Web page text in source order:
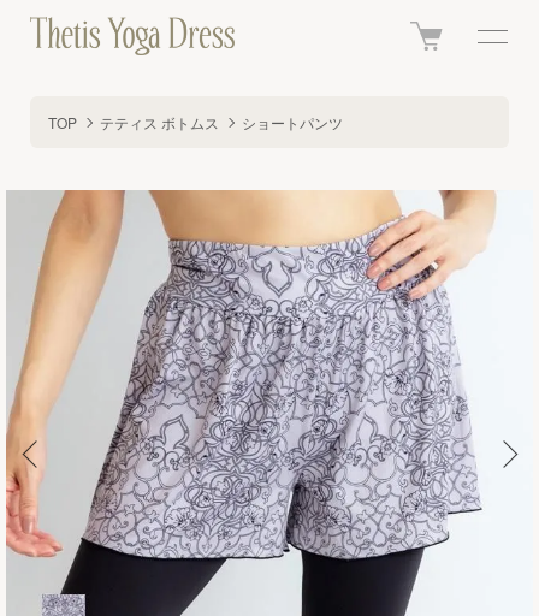
TOP テティス ボトムス ショートパンツ